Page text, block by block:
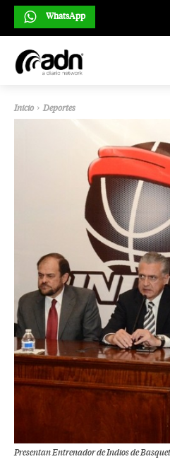
WhatsApp
Inicio Deportes
Presentan Entrenador de Indios de